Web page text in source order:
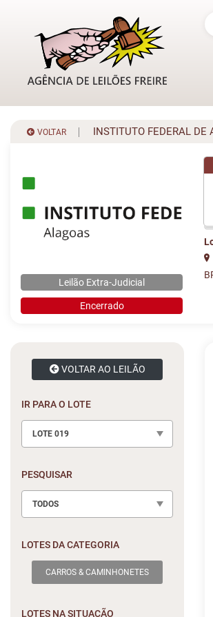
VOLTAR INSTITUTO FEDERAL DE
Leilão Extra-Judicial
Encerrado
VOLTAR AO LEILÃO
IR PARA O LOTE
LOTE 019
PESQUISAR
TODOS
LOTES DA CATEGORIA
CARROS & CAMINHONETES
LOTES NA SITUAÇÃO